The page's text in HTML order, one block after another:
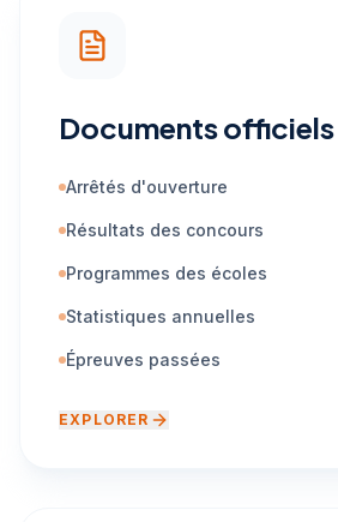
Documents officiels
Arrêtés d'ouverture
Résultats des concours
Programmes des écoles
Statistiques annuelles
Épreuves passées
EXPLORER